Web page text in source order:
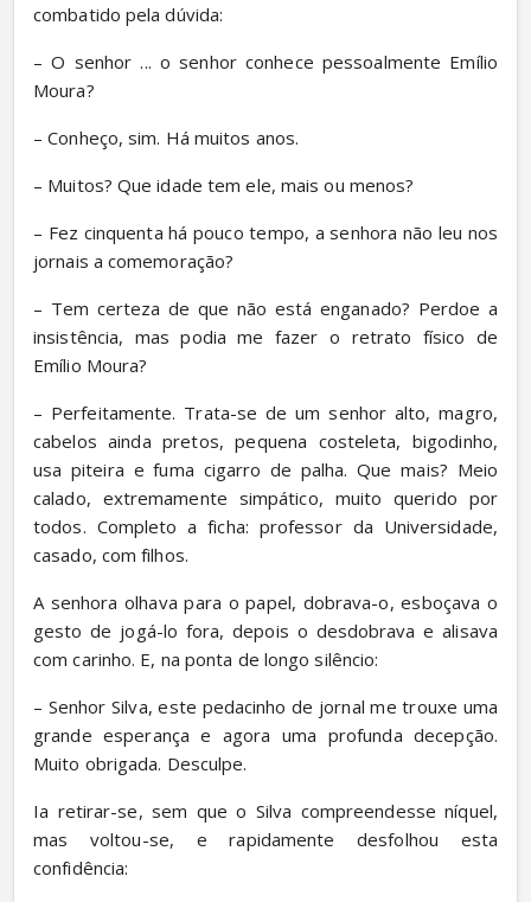
combatido pela dúvida:
– O senhor ... o senhor conhece pessoalmente Emílio
Moura?
– Conheço, sim. Há muitos anos.
– Muitos? Que idade tem ele, mais ou menos?
– Fez cinquenta há pouco tempo, a senhora não leu nos
jornais a comemoração?
– Tem certeza de que não está enganado? Perdoe a
insistência, mas podia me fazer o retrato físico de
Emílio Moura?
– Perfeitamente. Trata-se de um senhor alto, magro,
cabelos ainda pretos, pequena costeleta, bigodinho,
usa piteira e fuma cigarro de palha. Que mais? Meio
calado, extremamente simpático, muito querido por
todos. Completo a ficha: professor da Universidade,
casado, com filhos.
A senhora olhava para o papel, dobrava-o, esboçava o
gesto de jogá-lo fora, depois o desdobrava e alisava
com carinho. E, na ponta de longo silêncio:
– Senhor Silva, este pedacinho de jornal me trouxe uma
grande esperança e agora uma profunda decepção.
Muito obrigada. Desculpe.
Ia retirar-se, sem que o Silva compreendesse níquel,
mas voltou-se, e rapidamente desfolhou esta
confidência: